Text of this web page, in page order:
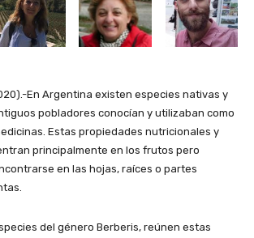
En Argentina existen especies nativas y
pobladores conocían y utilizaban como
Estas propiedades nutricionales y
principalmente en los frutos pero
en las hojas, raíces o partes
del género Berberis, reúnen estas